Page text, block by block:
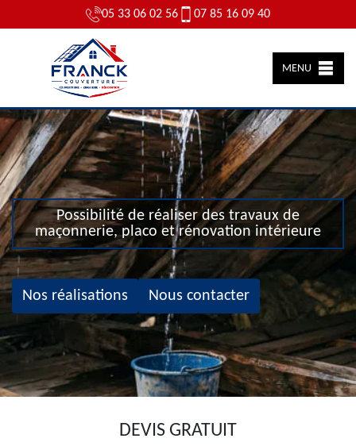
05 33 06 02 56 07 85 16 09 40
MENU
Possibilité de réaliser des travaux de
maçonnerie, placo et rénovation intérieure
Nos réalisations Nous contacter
DEVIS GRATUIT